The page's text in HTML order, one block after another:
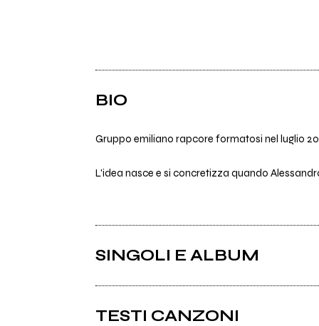
BIO
Gruppo emiliano rapcore formatosi nel luglio
L'idea nasce e si concretizza quando
SINGOLI E ALBUM
TESTI CANZONI